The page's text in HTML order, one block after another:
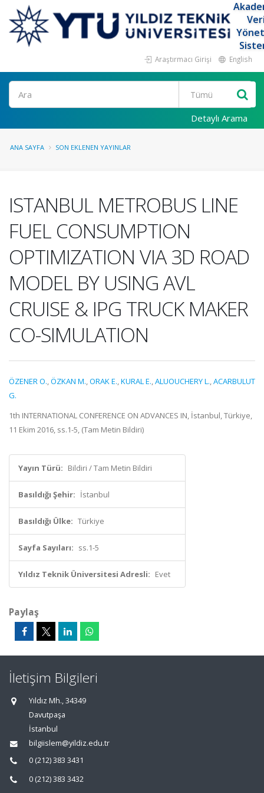
Araştırmacı Girişi English
Ara
Detaylı Arama
ANA SAYFA SON EKLENEN YAYINLAR
ISTANBUL METROBUS LINE
FUEL CONSUMPTION
OPTIMIZATION VIA 3D ROAD
MODEL BY USING AVL
CRUISE & IPG TRUCK MAKER
CO-SIMULATION
ÖZENER O.,ÖZKAN M.,ORAK E.,KURAL E.,ALUOUCHERY L.,ACARBULUT
G.
1th INTERNATIONAL CONFERENCE ON ADVANCES IN, İstanbul, Türkiye,
11 Ekim 2016, ss.1-5, (Tam Metin Bildiri)
Yayın Türü: Bildiri / Tam Metin Bildiri
Basıldığı Şehir: İstanbul
Basıldığı Ülke: Türkiye
Sayfa Sayıları: ss.1-5
Yıldız Teknik Üniversitesi Adresli: Evet
Paylaş
İletişim Bilgileri
Yıldız Mh., 34349
Davutpaşa
İstanbul
bilgiislem@yildiz.edu.tr
0 (212) 383 3431
0 (212) 383 3432